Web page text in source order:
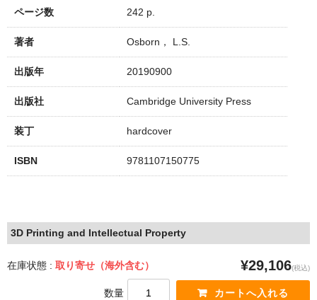
ページ数 242 p.
著者 Osborn， L.S.
出版年 20190900
出版社 Cambridge University Press
装丁 hardcover
ISBN 9781107150775
3D Printing and Intellectual Property
在庫状態 : 取り寄せ（海外含む） ¥29,106(税込)
数量